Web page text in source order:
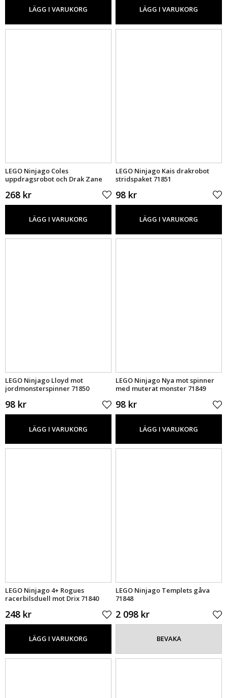
LÄGG I VARUKORG LÄGG I VARUKORG
LEGO Ninjago Coles
uppdragsrobot och Drak Zane
268 kr
LÄGG I VARUKORG
LEGO Ninjago Kais drakrobot
stridspaket 71851
98 kr
LÄGG I VARUKORG
LEGO Ninjago Lloyd mot
jordmonsterspinner 71850
98 kr
LÄGG I VARUKORG
LEGO Ninjago Nya mot spinner
med muterat monster 71849
98 kr
LÄGG I VARUKORG
LEGO Ninjago 4+ Rogues
racerbilsduell mot Drix 71840
248 kr
LÄGG I VARUKORG
LEGO Ninjago Templets gåva
71848
2 098 kr
BEVAKA